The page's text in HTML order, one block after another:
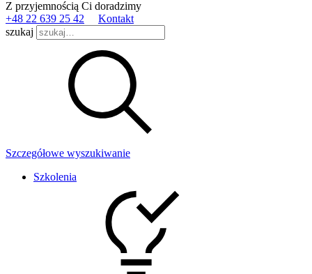
Z przyjemnością Ci doradzimy
+48 22 639 25 42
Kontakt
szukaj
Szczegółowe wyszukiwanie
Szkolenia